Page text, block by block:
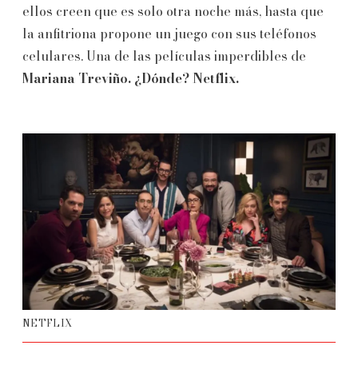
ellos creen que es solo otra noche más, hasta que
la anfitriona propone un juego con sus teléfonos
celulares. Una de las películas imperdibles de
Mariana Treviño. ¿Dónde? Netflix.
NETFLIX